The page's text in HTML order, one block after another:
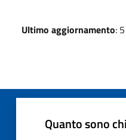
Ultimo aggiornamento:
Quanto sono